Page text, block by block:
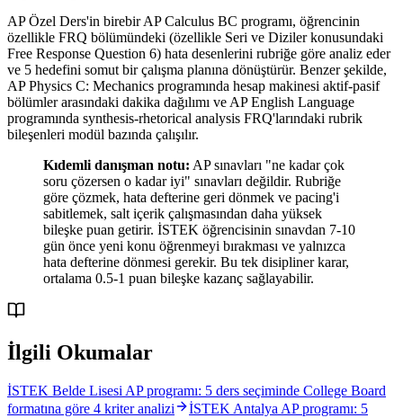
AP Özel Ders'in birebir AP Calculus BC programı, öğrencinin
özellikle FRQ bölümündeki (özellikle Seri ve Diziler konusundaki
Free Response Question 6) hata desenlerini rubriğe göre analiz eder
ve 5 hedefini somut bir çalışma planına dönüştürür. Benzer şekilde,
AP Physics C: Mechanics programında hesap makinesi aktif-pasif
bölümler arasındaki dakika dağılımı ve AP English Language
programında synthesis-rhetorical analysis FRQ'larındaki rubrik
bileşenleri modül bazında çalışılır.
Kıdemli danışman notu: AP sınavları "ne kadar çok
soru çözersen o kadar iyi" sınavları değildir. Rubriğe
göre çözmek, hata defterine geri dönmek ve pacing'i
sabitlemek, salt içerik çalışmasından daha yüksek
bileşke puan getirir. İSTEK öğrencisinin sınavdan 7-10
gün önce yeni konu öğrenmeyi bırakması ve yalnızca
hata defterine dönmesi gerekir. Bu tek disipliner karar,
ortalama 0.5-1 puan bileşke kazanç sağlayabilir.
İlgili Okumalar
İSTEK Belde Lisesi AP programı: 5 ders seçiminde College Board
formatına göre 4 kriter analizi
İSTEK Antalya AP programı: 5